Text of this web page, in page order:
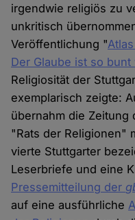
irgendwie religiös zu
unkritisch
Veröffentlichung "
Der Glaube ist so
Religiosität der
exemplarisch zeigte:
übernahm die Zeitung
"Rats der Religionen"
vierte Stuttgarter
Leserbriefe und eine
Pressemitteilung der
auf eine ausführliche